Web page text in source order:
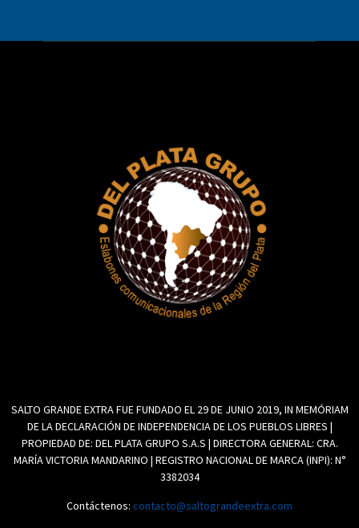
SALTO GRANDE EXTRA FUE FUNDADO EL 29 DE JUNIO 2019, IN MEMÓRIAM
DE LA DECLARACIÓN DE INDEPENDENCIA DE LOS PUEBLOS LIBRES |
PROPIEDAD DE: DEL PLATA GRUPO S.A.S | DIRECTORA GENERAL: CRA.
MARÍA VICTORIA MANDARINO | REGISTRO NACIONAL DE MARCA (INPI): N°
3382034
Contáctenos: contacto@saltograndeextra.com